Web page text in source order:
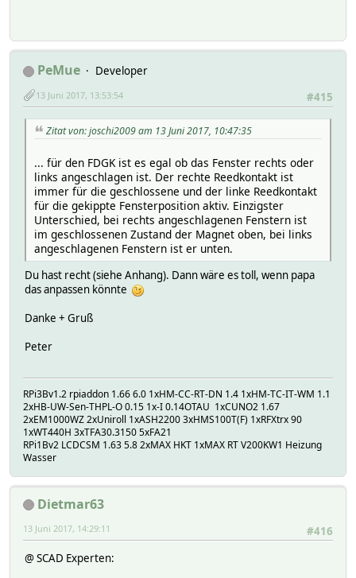
PeMue
Developer
#415
13 Juni 2017, 13:53:54
Zitat von: joschi2009 am 13 Juni 2017, 10:47:35
... für den FDGK ist es egal ob das Fenster rechts oder
links angeschlagen ist. Der rechte Reedkontakt ist
immer für die geschlossene und der linke Reedkontakt
für die gekippte Fensterposition aktiv. Einzigster
Unterschied, bei rechts angeschlagenen Fenstern ist
im geschlossenen Zustand der Magnet oben, bei links
angeschlagenen Fenstern ist er unten.
Du hast recht (siehe Anhang). Dann wäre es toll, wenn papa
das anpassen könnte
Danke + Gruß
Peter
RPi3Bv1.2 rpiaddon 1.66 6.0 1xHM-CC-RT-DN 1.4 1xHM-TC-IT-WM 1.1
2xHB-UW-Sen-THPL-O 0.15 1x-I 0.14OTAU 1xCUNO2 1.67
2xEM1000WZ 2xUniroll 1xASH2200 3xHMS100T(F) 1xRFXtrx 90
1xWT440H 3xTFA30.3150 5xFA21
RPi1Bv2 LCDCSM 1.63 5.8 2xMAX HKT 1xMAX RT V200KW1 Heizung
Wasser
Dietmar63
#416
13 Juni 2017, 14:29:11
@ SCAD Experten: